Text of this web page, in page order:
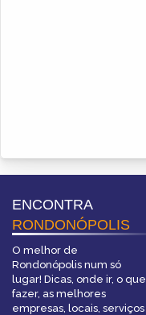
ENCONTRA
RONDONÓPOLIS
O melhor de
Rondonópolis num só
lugar! Dicas, onde ir, o que
fazer, as melhores
empresas, locais, serviços